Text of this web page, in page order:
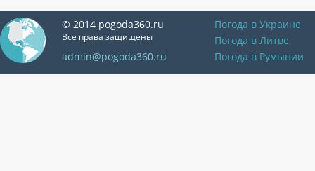
© 2014 pogoda360.ru
Все права защищены
admin@pogoda360.ru
Погода в Украине
Погода в Литве
Погода в Румынии